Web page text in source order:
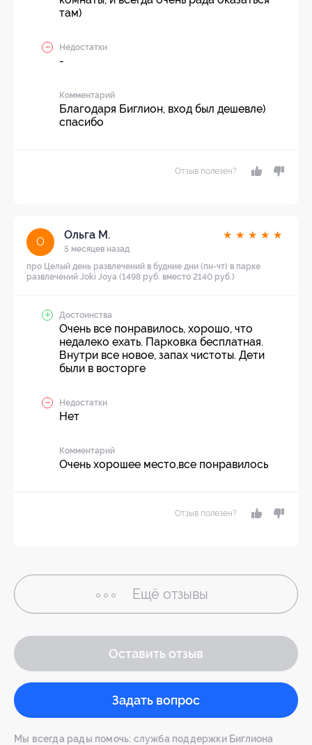
там)
Недостатки
-
Комментарий
Благодаря Биглион, вход был дешевле)
спасибо
Отзыв полезен?
О
Ольга М.
5 месяцев назад
★ ★ ★ ★ ★
про Целый день развлечений в будние дни (пн-чт) в парке
развлечений Joki Joya (1498 руб. вместо 2140 руб.)
Достоинства
Очень все понравилось, хорошо, что
недалеко ехать. Парковка бесплатная.
Внутри все новое, запах чистоты. Дети
были в восторге
Недостатки
Нет
Комментарий
Очень хорошее место,все понравилось
Отзыв полезен?
Ещё отзывы
Оставить отзыв
Задать вопрос
Мы всегда рады помочь: служба поддержки Биглиона